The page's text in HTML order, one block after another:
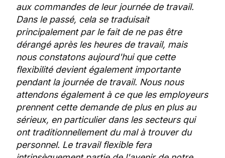
aux commandes de leur journée de travail.
Dans le passé, cela se traduisait
principalement par le fait de ne pas être
dérangé après les heures de travail, mais
nous constatons aujourd'hui que cette
flexibilité devient également importante
pendant la journée de travail. Nous nous
attendons également à ce que les employeurs
prennent cette demande de plus en plus au
sérieux, en particulier dans les secteurs qui
ont traditionnellement du mal à trouver du
personnel. Le travail flexible fera